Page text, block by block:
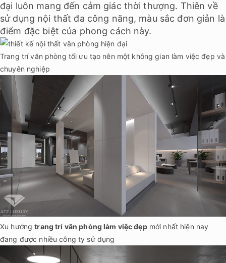
đại luôn mang đến cảm giác thời thượng. Thiên về
sử dụng nội thất đa công năng, màu sắc đơn giản là
điểm đặc biệt của phong cách này.
Trang trí văn phòng tối ưu tạo nên một không gian làm việc đẹp và
chuyên nghiệp
Xu hướngtrang trí văn phòng làm việc đẹpmới nhất hiện nay
đang được nhiều công ty sử dụng